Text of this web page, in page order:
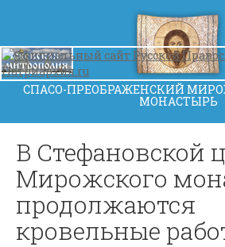
СПАСО-ПРЕОБРАЖЕНСКИЙ
МОНАСТЫРЬ
В Стефановской
Мирожского
продолжаются
кровельные